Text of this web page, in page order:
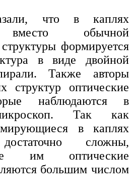
что в каплях
вместо обычной
формируется
в виде двойной
Также авторы
структур оптические
наблюдаются в
Так как
в каплях
сложны,
им оптические
большим числом